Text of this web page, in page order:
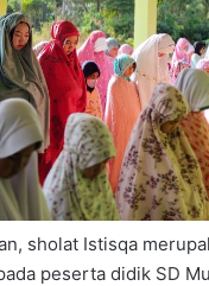
sholat Istisqa
peserta didik SD